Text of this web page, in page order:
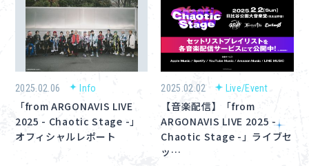
2025.02.06 Info
「from ARGONAVIS LIVE
2025 - Chaotic Stage -」
オフィシャルレポート
2025.02.02 Live/Event
【音楽配信】「from
ARGONAVIS LIVE 2025 -
Chaotic Stage -」ライブセ
ッ…